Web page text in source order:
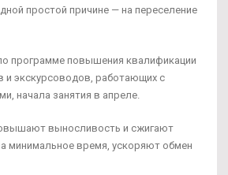
простой причине — на переселение
программе повышения квалификации
и экскурсоводов, работающих с
начала занятия в апреле.
выносливость и сжигают
минимальное время, ускоряют обмен